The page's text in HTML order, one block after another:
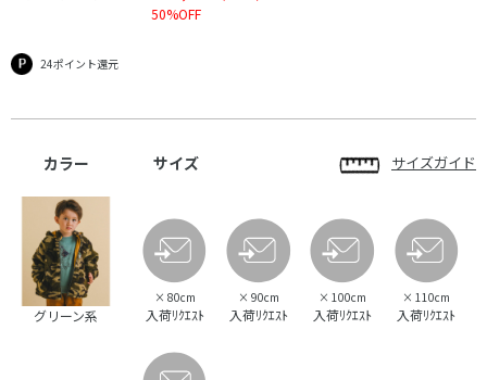
50%OFF
24ポイント還元
カラー サイズ サイズガイド
グリーン系
× 80cm
入荷ﾘｸｴｽﾄ
× 90cm
入荷ﾘｸｴｽﾄ
× 100cm
入荷ﾘｸｴｽﾄ
× 110cm
入荷ﾘｸｴｽﾄ